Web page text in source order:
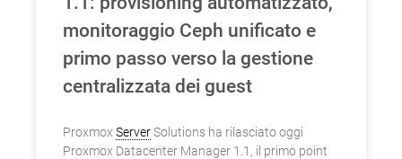
monitoraggio Ceph unificato e
primo passo verso la gestione
centralizzata dei guest
Proxmox ServerSolutions ha rilasciato oggi
Proxmox Datacenter Manager 1.1, il primo point